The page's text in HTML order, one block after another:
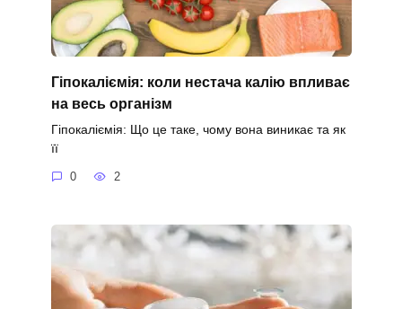
Гіпокаліємія: коли нестача калію впливає
на весь організм
Гіпокаліємія: Що це таке, чому вона виникає та як
її
0 2